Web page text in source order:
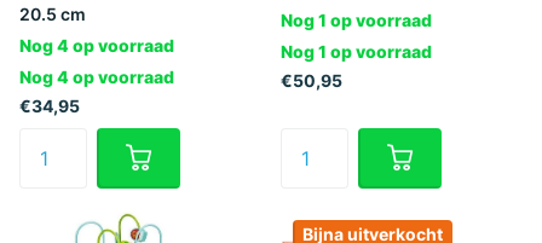
20.5 cm
Nog 4 op voorraad
Nog 4 op voorraad
€34,95
Nog 1 op voorraad
Nog 1 op voorraad
€50,95
Bijna uitverkocht